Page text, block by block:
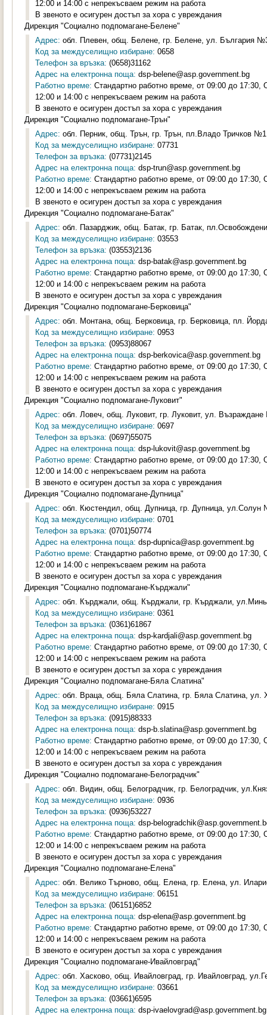
12:00 и 14:00 с непрекъсваем режим на работа
В звеното е осигурен достъп за хора с увреждания
Дирекция "Социално подпомагане-Белене"
Адрес: обл. Плевен, общ. Белене, гр. Белене, ул. България
Код за междуселищно избиране: 0658
Телефон за връзка: (0658)31162
Адрес на електронна поща: dsp-belene@asp.government.bg
Работно време: Стандартно работно време, от 09:00 до
12:00 и 14:00 с непрекъсваем режим на работа
В звеното е осигурен достъп за хора с увреждания
Дирекция "Социално подпомагане-Трън"
Адрес: обл. Перник, общ. Трън, гр. Трън, пл.Владо Тричков
Код за междуселищно избиране: 07731
Телефон за връзка: (07731)2145
Адрес на електронна поща: dsp-trun@asp.government.bg
Работно време: Стандартно работно време, от 09:00 до
12:00 и 14:00 с непрекъсваем режим на работа
В звеното е осигурен достъп за хора с увреждания
Дирекция "Социално подпомагане-Батак"
Адрес: обл. Пазарджик, общ. Батак, гр. Батак,
Код за междуселищно избиране: 03553
Телефон за връзка: (03553)2136
Адрес на електронна поща: dsp-batak@asp.government.bg
Работно време: Стандартно работно време, от 09:00 до
12:00 и 14:00 с непрекъсваем режим на работа
В звеното е осигурен достъп за хора с увреждания
Дирекция "Социално подпомагане-Берковица"
Адрес: обл. Монтана, общ. Берковица, гр. Берковица, пл.
Код за междуселищно избиране: 0953
Телефон за връзка: (0953)88067
Адрес на електронна поща: dsp-berkovica@asp.government.bg
Работно време: Стандартно работно време, от 09:00 до
12:00 и 14:00 с непрекъсваем режим на работа
В звеното е осигурен достъп за хора с увреждания
Дирекция "Социално подпомагане-Луковит"
Адрес: обл. Ловеч, общ. Луковит, гр. Луковит, ул.
Код за междуселищно избиране: 0697
Телефон за връзка: (0697)55075
Адрес на електронна поща: dsp-lukovit@asp.government.bg
Работно време: Стандартно работно време, от 09:00 до
12:00 и 14:00 с непрекъсваем режим на работа
В звеното е осигурен достъп за хора с увреждания
Дирекция "Социално подпомагане-Дупница"
Адрес: обл. Кюстендил, общ. Дупница, гр. Дупница, ул.Солун
Код за междуселищно избиране: 0701
Телефон за връзка: (0701)50774
Адрес на електронна поща: dsp-dupnica@asp.government.bg
Работно време: Стандартно работно време, от 09:00 до
12:00 и 14:00 с непрекъсваем режим на работа
В звеното е осигурен достъп за хора с увреждания
Дирекция "Социално подпомагане-Кърджали"
Адрес: обл. Кърджали, общ. Кърджали, гр. Кърджали,
Код за междуселищно избиране: 0361
Телефон за връзка: (0361)61867
Адрес на електронна поща: dsp-kardjali@asp.government.bg
Работно време: Стандартно работно време, от 09:00 до
12:00 и 14:00 с непрекъсваем режим на работа
В звеното е осигурен достъп за хора с увреждания
Дирекция "Социално подпомагане-Бяла Слатина"
Адрес: обл. Враца, общ. Бяла Слатина, гр. Бяла Слатина,
Код за междуселищно избиране: 0915
Телефон за връзка: (0915)88333
Адрес на електронна поща: dsp-b.slatina@asp.government.bg
Работно време: Стандартно работно време, от 09:00 до
12:00 и 14:00 с непрекъсваем режим на работа
В звеното е осигурен достъп за хора с увреждания
Дирекция "Социално подпомагане-Белоградчик"
Адрес: обл. Видин, общ. Белоградчик, гр. Белоградчик,
Код за междуселищно избиране: 0936
Телефон за връзка: (0936)53227
Адрес на електронна поща: dsp-
Работно време: Стандартно работно време, от 09:00 до
12:00 и 14:00 с непрекъсваем режим на работа
В звеното е осигурен достъп за хора с увреждания
Дирекция "Социално подпомагане-Елена"
Адрес: обл. Велико Търново, общ. Елена, гр. Елена, ул.
Код за междуселищно избиране: 06151
Телефон за връзка: (06151)6852
Адрес на електронна поща: dsp-elena@asp.government.bg
Работно време: Стандартно работно време, от 09:00 до
12:00 и 14:00 с непрекъсваем режим на работа
В звеното е осигурен достъп за хора с увреждания
Дирекция "Социално подпомагане-Ивайловград"
Адрес: обл. Хасково, общ. Ивайловград, гр. Ивайловград,
Код за междуселищно избиране: 03661
Телефон за връзка: (03661)6595
Адрес на електронна поща: dsp-ivaelovgrad@asp.government.bg